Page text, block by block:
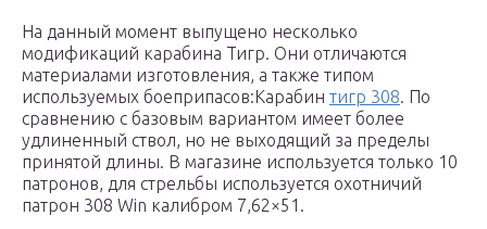
На данный момент выпущено несколько
модификаций карабина Тигр. Они отличаются
материалами изготовления, а также типом
используемых боеприпасов:Карабин тигр 308. По
сравнению с базовым вариантом имеет более
удлиненный ствол, но не выходящий за пределы
принятой длины. В магазине используется только 10
патронов, для стрельбы используется охотничий
патрон 308 Win калибром 7,62×51.